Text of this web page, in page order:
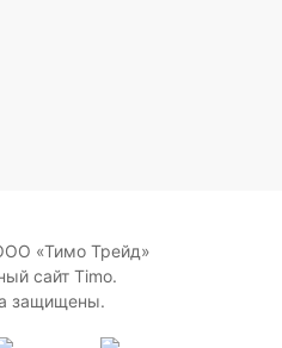
«Тимо Трейд»
сайт Timo.
защищены.